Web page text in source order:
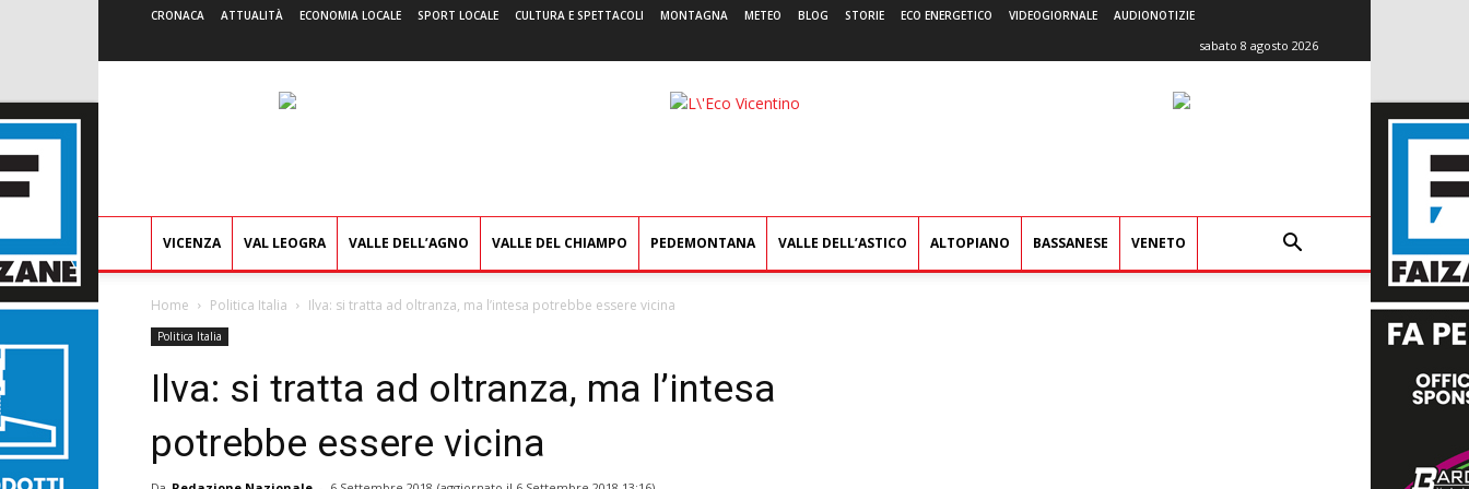
CRONACA ATTUALITÀ ECONOMIA LOCALE SPORT LOCALE CULTURA E SPETTACOLI MONTAGNA METEO BLOG STORIE ECO ENERGETICO VIDEOGIORNALE AUDIONOTIZIE
sabato 8 agosto 2026
L'Eco
VICENZA VAL LEOGRA VALLE DELL’AGNO VALLE DEL CHIAMPO PEDEMONTANA VALLE DELL’ASTICO ALTOPIANO BASSANESE VENETO
Home Politica Italia Ilva: si tratta ad oltranza, ma l’intesa potrebbe essere vicina
Politica Italia
Ilva: si tratta ad oltranza, ma l’intesa
potrebbe essere vicina